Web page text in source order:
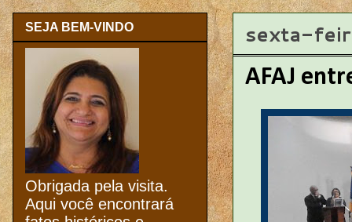
sexta-
AFAJ
SEJA BEM-VINDO
Obrigada pela visita.
Aqui você encontrará